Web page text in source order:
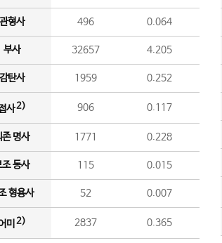
형사 496 0.064
부사 32657 4.205
탄사 1959 0.252
사2) 906 0.117
존 명사 1771 0.228
조 동사 115 0.015
형용사 52 0.007
미 2) 2837 0.365